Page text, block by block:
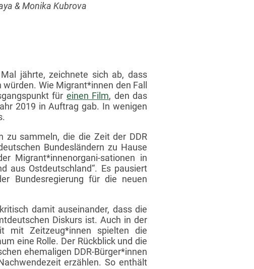
& Monika Kubrova
jährte, zeichnete sich ab, dass
Wie Migrant*innen den Fall
für einen Film, den das
2019 in Auftrag gab. In wenigen
zu sammeln, die die Zeit der DDR
Bundesländern zu Hause
Migrant*innenorgani-sationen in
aus Ostdeutschland“. Es pausiert
Bundesregierung für die neuen
damit auseinander, dass die
Diskurs ist. Auch in der
mit Zeitzeug*innen spielten die
eine Rolle. Der Rückblick und die
ehemaligen DDR-Bürger*innen
erzählen. So enthält